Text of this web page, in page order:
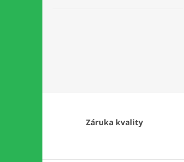
Záruka kvality